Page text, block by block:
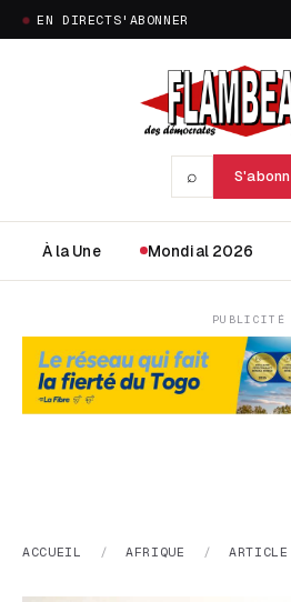
EN DIRECTS'ABONNER
⌕
À la Une Mondial 2026
PUBLICITÉ
ACCUEIL / AFRIQUE / ARTICLE